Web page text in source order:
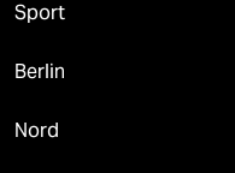
Sport
Berlin
Nord